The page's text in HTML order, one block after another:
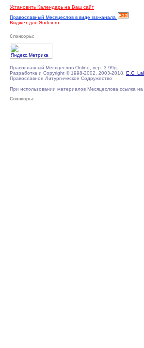
Установить Календарь на Ваш сайт
Православный Месяцеслов в виде rss-канала
Виджет для Яndex.ru
Спонсоры:
Православный Месяцеслов Online, вер. 3.99g.
Разработка и Copyright © 1998-2002, 2003-2018, E.C.
Православное Литургическое Содружество
При использовании материалов Месяцеслова ссылка на
Спонсоры: